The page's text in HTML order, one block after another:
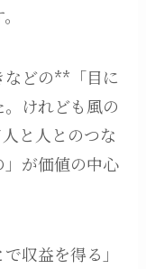
などの**「目に
けれども風の
と人とのつな
が価値の中心
収益を得る」